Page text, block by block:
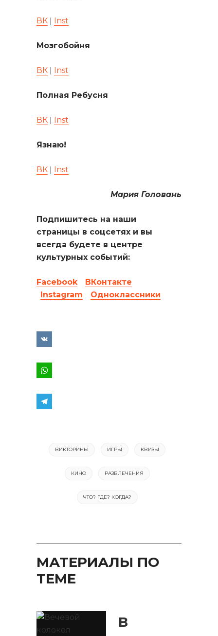
ВК ǀ Inst
Мозгобойня
ВК ǀ Inst
Полная Ребусня
ВК ǀ Inst
Язнаю!
ВК ǀ Inst
Мария Головань
Подпишитесь на наши
страницы в соцсетях и вы
всегда будете в центре
культурных событий:
Facebook
ВКонтакте
Instagram
Одноклассники
ВИКТОРИНЫ ИГРЫ КВИЗЫ
КИНО РАЗВЛЕЧЕНИЯ
ЧТО? ГДЕ? КОГДА?
МАТЕРИАЛЫ ПО
ТЕМЕ
В